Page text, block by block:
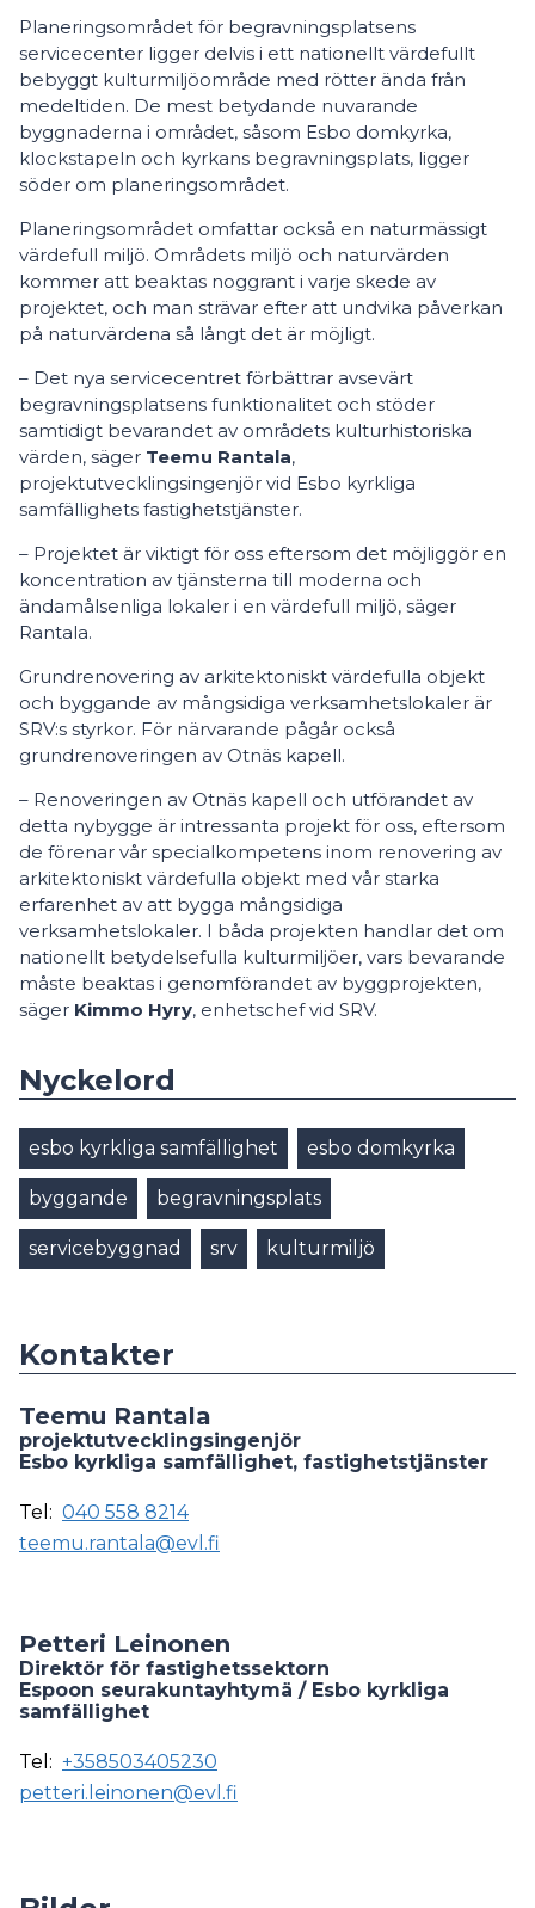
Planeringsområdet för begravningsplatsens
servicecenter ligger delvis i ett nationellt värdefullt
bebyggt kulturmiljöområde med rötter ända från
medeltiden. De mest betydande nuvarande
byggnaderna i området, såsom Esbo domkyrka,
klockstapeln och kyrkans begravningsplats, ligger
söder om planeringsområdet.
Planeringsområdet omfattar också en naturmässigt
värdefull miljö. Områdets miljö och naturvärden
kommer att beaktas noggrant i varje skede av
projektet, och man strävar efter att undvika påverkan
på naturvärdena så långt det är möjligt.
– Det nya servicecentret förbättrar avsevärt
begravningsplatsens funktionalitet och stöder
samtidigt bevarandet av områdets kulturhistoriska
värden, säger Teemu Rantala,
projektutvecklingsingenjör vid Esbo kyrkliga
samfällighets fastighetstjänster.
– Projektet är viktigt för oss eftersom det möjliggör en
koncentration av tjänsterna till moderna och
ändamålsenliga lokaler i en värdefull miljö, säger
Rantala.
Grundrenovering av arkitektoniskt värdefulla objekt
och byggande av mångsidiga verksamhetslokaler är
SRV:s styrkor. För närvarande pågår också
grundrenoveringen av Otnäs kapell.
– Renoveringen av Otnäs kapell och utförandet av
detta nybygge är intressanta projekt för oss, eftersom
de förenar vår specialkompetens inom renovering av
arkitektoniskt värdefulla objekt med vår starka
erfarenhet av att bygga mångsidiga
verksamhetslokaler. I båda projekten handlar det om
nationellt betydelsefulla kulturmiljöer, vars bevarande
måste beaktas i genomförandet av byggprojekten,
säger Kimmo Hyry, enhetschef vid SRV.
Nyckelord
esbo kyrkliga samfällighet esbo domkyrka
byggande begravningsplats
servicebyggnad srv kulturmiljö
Kontakter
Teemu Rantala
projektutvecklingsingenjör
Esbo kyrkliga samfällighet, fastighetstjänster
Tel: 040 558 8214
teemu.rantala@evl.fi
Petteri Leinonen
Direktör för fastighetssektorn
Espoon seurakuntayhtymä / Esbo kyrkliga
samfällighet
Tel: +358503405230
petteri.leinonen@evl.fi